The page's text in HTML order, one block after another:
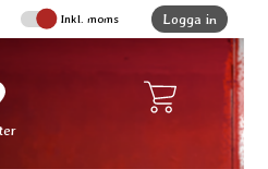
Inkl. moms Logga in
favoriter